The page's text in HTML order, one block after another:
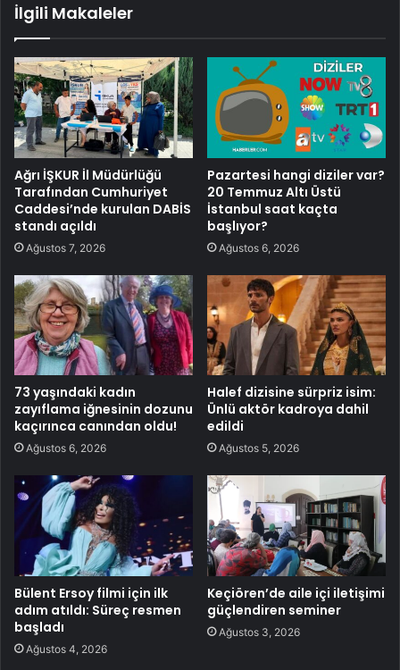
İlgili Makaleler
Ağrı İŞKUR İl Müdürlüğü
Tarafından Cumhuriyet
Caddesi’nde kurulan DABİS
standı açıldı
Ağustos 7, 2026
Pazartesi hangi diziler var?
20 Temmuz Altı Üstü
İstanbul saat kaçta
başlıyor?
Ağustos 6, 2026
73 yaşındaki kadın
zayıflama iğnesinin dozunu
kaçırınca canından oldu!
Ağustos 6, 2026
Halef dizisine sürpriz isim:
Ünlü aktör kadroya dahil
edildi
Ağustos 5, 2026
Bülent Ersoy filmi için ilk
adım atıldı: Süreç resmen
başladı
Ağustos 4, 2026
Keçiören’de aile içi iletişimi
güçlendiren seminer
Ağustos 3, 2026